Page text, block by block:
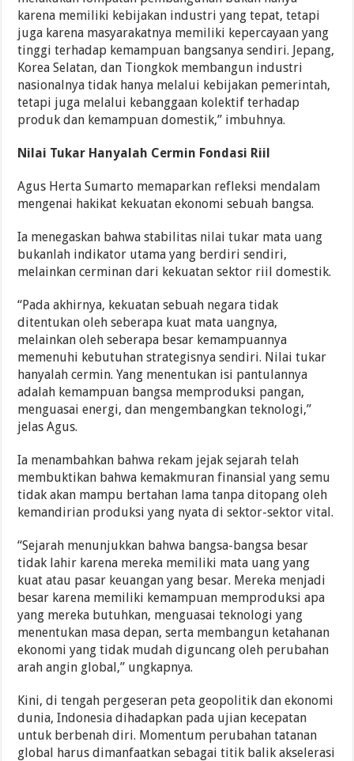
karena memiliki kebijakan industri yang tepat, tetapi
juga karena masyarakatnya memiliki kepercayaan yang
tinggi terhadap kemampuan bangsanya sendiri. Jepang,
Korea Selatan, dan Tiongkok membangun industri
nasionalnya tidak hanya melalui kebijakan pemerintah,
tetapi juga melalui kebanggaan kolektif terhadap
produk dan kemampuan domestik,” imbuhnya.
Nilai Tukar Hanyalah Cermin Fondasi Riil
Agus Herta Sumarto memaparkan refleksi mendalam
mengenai hakikat kekuatan ekonomi sebuah bangsa.
Ia menegaskan bahwa stabilitas nilai tukar mata uang
bukanlah indikator utama yang berdiri sendiri,
melainkan cerminan dari kekuatan sektor riil domestik.
“Pada akhirnya, kekuatan sebuah negara tidak
ditentukan oleh seberapa kuat mata uangnya,
melainkan oleh seberapa besar kemampuannya
memenuhi kebutuhan strategisnya sendiri. Nilai tukar
hanyalah cermin. Yang menentukan isi pantulannya
adalah kemampuan bangsa memproduksi pangan,
menguasai energi, dan mengembangkan teknologi,”
jelas Agus.
Ia menambahkan bahwa rekam jejak sejarah telah
membuktikan bahwa kemakmuran finansial yang semu
tidak akan mampu bertahan lama tanpa ditopang oleh
kemandirian produksi yang nyata di sektor-sektor vital.
“Sejarah menunjukkan bahwa bangsa-bangsa besar
tidak lahir karena mereka memiliki mata uang yang
kuat atau pasar keuangan yang besar. Mereka menjadi
besar karena memiliki kemampuan memproduksi apa
yang mereka butuhkan, menguasai teknologi yang
menentukan masa depan, serta membangun ketahanan
ekonomi yang tidak mudah diguncang oleh perubahan
arah angin global,” ungkapnya.
Kini, di tengah pergeseran peta geopolitik dan ekonomi
dunia, Indonesia dihadapkan pada ujian kecepatan
untuk berbenah diri. Momentum perubahan tatanan
global harus dimanfaatkan sebagai titik balik akselerasi